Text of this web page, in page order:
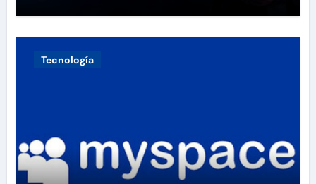
Tecnología